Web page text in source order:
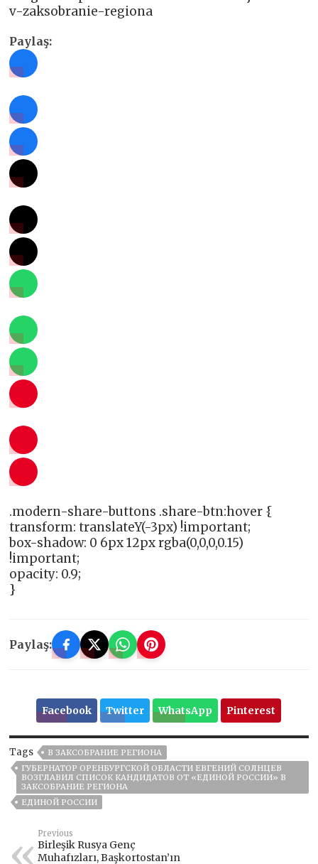
v-zaksobranie-regiona
Paylaş:
.modern-share-buttons .share-btn:hover {
transform: translateY(-3px) !important;
box-shadow: 0 6px 12px rgba(0,0,0,0.15)
!important;
opacity: 0.9;
}
Paylaş:
Facebook Twitter WhatsApp Pinterest
Tags
В ЗАКСОБРАНИЕ РЕГИОНА
ГУБЕРНАТОР ОРЕНБУРГСКОЙ ОБЛАСТИ ЕВГЕНИЙ СОЛНЦЕВ
ВОЗГЛАВИЛ СПИСОК КАНДИДАТОВ ОТ «ЕДИНОЙ РОССИИ» В
ЗАКСОБРАНИЕ РЕГИОНА
ЕДИНОЙ РОССИИ
Previous
Birleşik Rusya Genç
Muhafızları, Başkortostan’ın